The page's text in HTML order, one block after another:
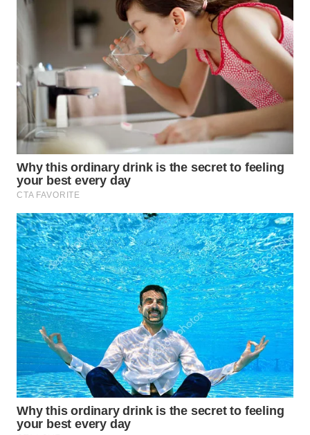
WN
KARO
WN
SIMALUNGUN
WN
LABUHANBATU
WN
TAPANULI
TENGAH
WN DELI
SERDANG
WN
TEBING
TINGGI
WN
PAKPAK